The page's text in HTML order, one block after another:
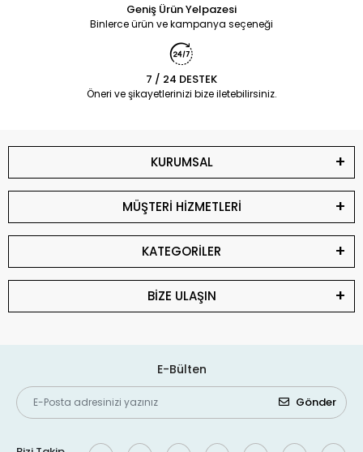
Geniş Ürün Yelpazesi
Binlerce ürün ve kampanya seçeneği
7 / 24 DESTEK
Öneri ve şikayetlerinizi bize iletebilirsiniz.
KURUMSAL
MÜŞTERİ HİZMETLERİ
KATEGORİLER
BİZE ULAŞIN
E-Bülten
Gönder